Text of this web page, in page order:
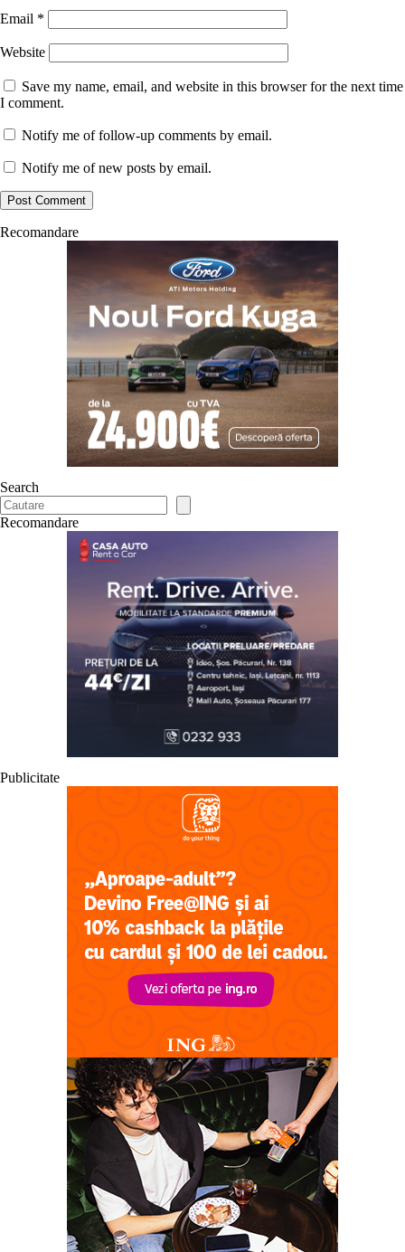
Email *
Website
Save my name, email, and website in this browser for the next time
I comment.
Notify me of follow-up comments by email.
Notify me of new posts by email.
Recomandare
Search
Recomandare
Publicitate